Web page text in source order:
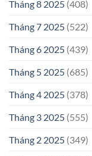
Tháng 8 2025 (408)
Tháng 7 2025 (522)
Tháng 6 2025 (439)
Tháng 5 2025 (685)
Tháng 4 2025 (378)
Tháng 3 2025 (555)
Tháng 2 2025 (349)